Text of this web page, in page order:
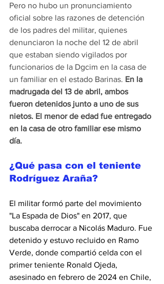
Pero no hubo un pronunciamiento
oficial sobre las razones de detención
de los padres del militar, quienes
denunciaron la noche del 12 de abril
que estaban siendo vigilados por
funcionarios de la Dgcim en la casa de
un familiar en el estado Barinas. En la
madrugada del 13 de abril, ambos
fueron detenidos junto a uno de sus
nietos. El menor de edad fue entregado
en la casa de otro familiar ese mismo
día.
¿Qué pasa con el teniente
Rodríguez Araña?
El militar formó parte del movimiento
"La Espada de Dios" en 2017, que
buscaba derrocar a Nicolás Maduro. Fue
detenido y estuvo recluido en Ramo
Verde, donde compartió celda con el
primer teniente Ronald Ojeda,
asesinado en febrero de 2024 en Chile,